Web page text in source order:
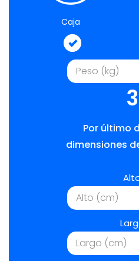
Caja
3
Por último
dimensiones